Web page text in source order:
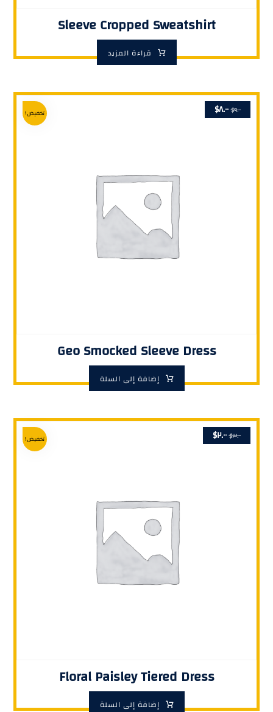
Sleeve Cropped Sweatshirt
قراءة المزيد
Geo Smocked Sleeve Dress
$٩.٠٠ $٨.٠٠ تخفيض!
إضافة إلى السلة
Floral Paisley Tiered Dress
$٣.٠٠ $٢.٠٠ تخفيض!
إضافة إلى السلة